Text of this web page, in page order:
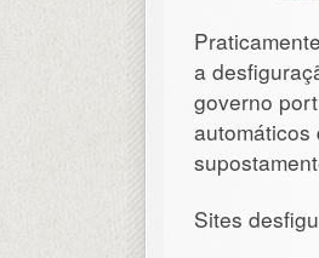
a
governo
automáticos
Sites